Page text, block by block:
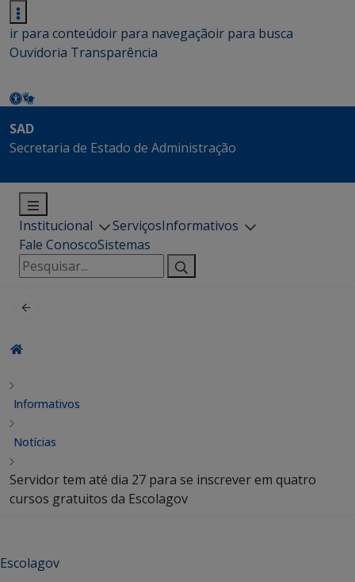
ir para conteúdoir para navegaçãoir para busca
Ouvidoria Transparência
SAD
Secretaria de Estado de Administração
Institucional ServiçosInformativos
Fale ConoscoSistemas
Pesquisar
por:
Informativos
Notícias
Servidor tem até dia 27 para se inscrever em quatro
cursos gratuitos da Escolagov
Escolagov